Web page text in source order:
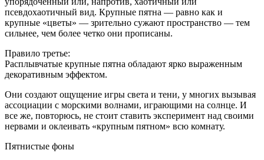
псевдохаотичный вид. Крупные пятна — равно как и
крупные «цветы» — зрительно сужают пространство — тем
сильнее, чем более четко они прописаны.
Правило третье:
Расплывчатые крупные пятна обладают ярко выраженным
декоративным эффектом.
Они создают ощущение игры света и тени, у многих вызывая
ассоциации с морскими волнами, играющими на солнце. И
все же, повторюсь, не стоит ставить эксперимент над своими
нервами и оклеивать «крупным пятном» всю комнату.
Пятнистые фоны